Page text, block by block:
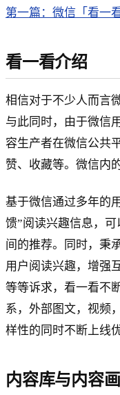
第一篇：微信「看一
看一看介绍
相信对于不少人而言
与此同时，由于微信
容生产者在微信公共
赞、收藏等。微信内
基于微信通过多年的
馈”阅读兴趣信息，
间的推荐。同时，秉
用户阅读兴趣，增强
等等诉求，看一看不
系，外部图文，视频
样性的同时不断上线
内容库与内容